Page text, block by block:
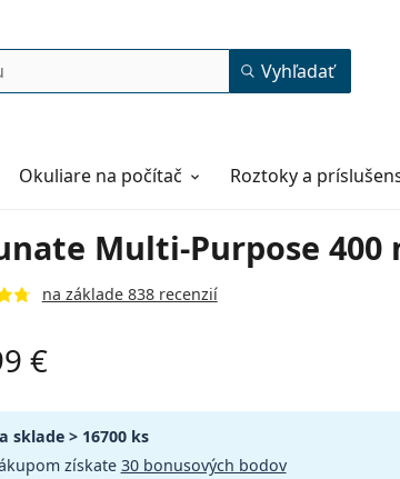
Vyhľadať
Okuliare na počítač Roztoky a
Multi-Purpose 400
na základe 838 recenzií
€
sklade > 16700 ks
získate 30 bonusových bodov